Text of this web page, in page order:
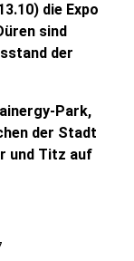
die Expo
sind
der
Park,
der Stadt
und Titz auf